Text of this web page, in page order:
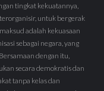
tingkat kekuatannya,
untuk bergerak
adalah kekuasaan
sebagai negara, yang
dengan itu,
secara demokratis dan
tanpa kelas dan